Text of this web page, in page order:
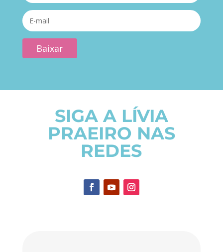
Baixar
SIGA A LÍVIA
PRAEIRO NAS
REDES